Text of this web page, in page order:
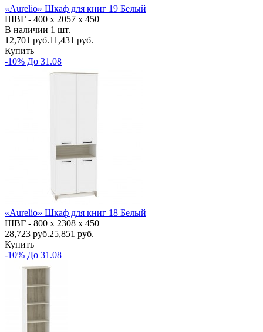
«Aurelio» Шкаф для книг 19 Белый
ШВГ - 400 х 2057 х 450
В наличии 1 шт.
12,701 руб.11,431 руб.
Купить
-10% До 31.08
«Aurelio» Шкаф для книг 18 Белый
ШВГ - 800 х 2308 х 450
28,723 руб.25,851 руб.
Купить
-10% До 31.08